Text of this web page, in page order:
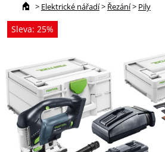
> Elektrické nářadí> Řezání> Pily
Sleva: 25%